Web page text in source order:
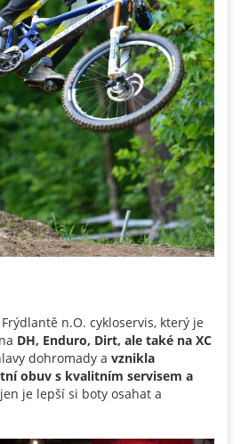
n.O. cykloservis, který je
DH, Enduro, Dirt, ale také na XC
dohromady a vznikla
obuv s kvalitním servisem a
je lepší si boty osahat a